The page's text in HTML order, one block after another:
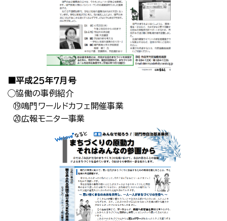
■平成２５年７月号
◯協働の事例紹介
⑲鳴門ワールドカフェ開催事業
⑳広報モニター事業